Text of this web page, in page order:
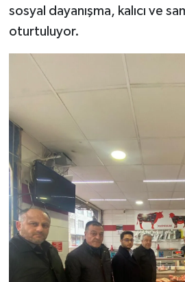
sosyal dayanışma, kalıcı ve
oturtuluyor.